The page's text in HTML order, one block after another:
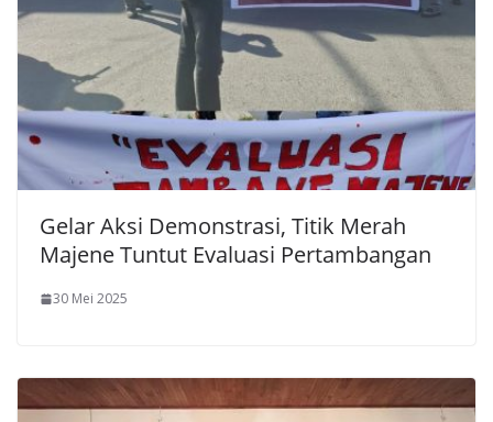
Gelar Aksi Demonstrasi, Titik Merah
Majene Tuntut Evaluasi Pertambangan
30 Mei 2025